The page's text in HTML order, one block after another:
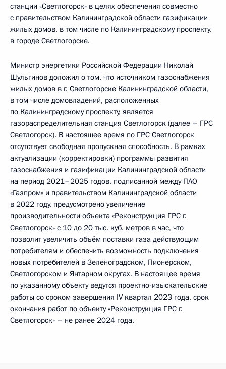
станции «Светлогорск» в целях обеспечения совместно
с правительством Калининградской области газификации
жилых домов, в том числе по Калининградскому проспекту,
в городе Светлогорске.
Министр энергетики Российской Федерации Николай
Шульгинов доложил о том, что источником газоснабжения
жилых домов в г. Светлогорске Калининградской области,
в том числе домовладений, расположенных
по Калининградскому проспекту, является
газораспределительная станция Светлогорск (далее – ГРС
Светлогорск). В настоящее время по ГРС Светлогорск
отсутствует свободная пропускная способность. В рамках
актуализации (корректировки) программы развития
газоснабжения и газификации Калининградской области
на период 2021–2025 годов, подписанной между ПАО
«Газпром» и правительством Калининградской области
в 2022 году, предусмотрено увеличение
производительности объекта «Реконструкция ГРС г.
Светлогорск» с 10 до 20 тыс. куб. метров в час, что
позволит увеличить объём поставки газа действующим
потребителям и обеспечить возможность подключения
новых потребителей в Зеленоградском, Пионерском,
Светлогорском и Янтарном округах. В настоящее время
по указанному объекту ведутся проектно-изыскательские
работы со сроком завершения IV квартал 2023 года, срок
окончания работ по объекту «Реконструкция ГРС г.
Светлогорск» – не ранее 2024 года.